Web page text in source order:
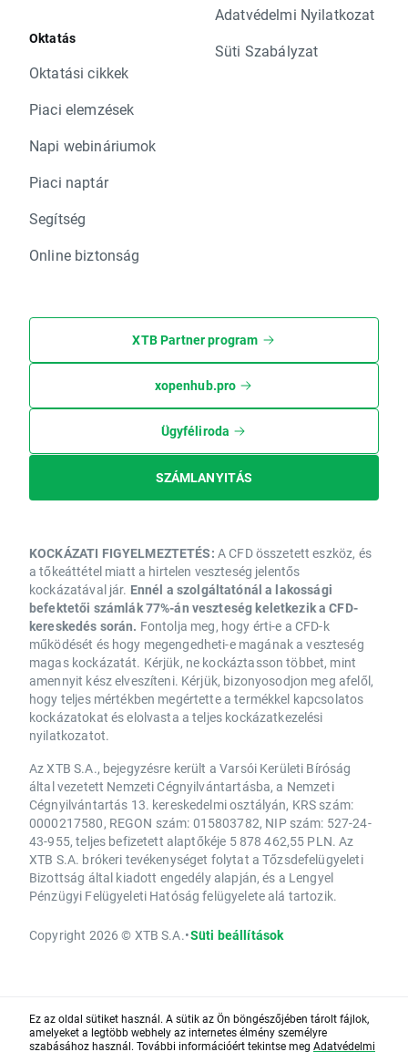
Oktatás
Oktatási cikkek
Piaci elemzések
Napi webináriumok
Piaci naptár
Segítség
Online biztonság
Adatvédelmi Nyilatkozat
Süti Szabályzat
XTB Partner program
xopenhub.pro
Ügyféliroda
SZÁMLANYITÁS
KOCKÁZATI FIGYELMEZTETÉS: A CFD összetett eszköz, és
a tőkeáttétel miatt a hirtelen veszteség jelentős
kockázatával jár. Ennél a szolgáltatónál a lakossági
befektetői számlák 77%-án veszteség keletkezik a CFD-
kereskedés során. Fontolja meg, hogy érti-e a CFD-k
működését és hogy megengedheti-e magának a veszteség
magas kockázatát. Kérjük, ne kockáztasson többet, mint
amennyit kész elveszíteni. Kérjük, bizonyosodjon meg afelől,
hogy teljes mértékben megértette a termékkel kapcsolatos
kockázatokat és elolvasta a teljes kockázatkezelési
nyilatkozatot.
Az XTB S.A., bejegyzésre került a Varsói Kerületi Bíróság
által vezetett Nemzeti Cégnyilvántartásba, a Nemzeti
Cégnyilvántartás 13. kereskedelmi osztályán, KRS szám:
0000217580, REGON szám: 015803782, NIP szám: 527-24-
43-955, teljes befizetett alaptőkéje 5 878 462,55 PLN. Az
XTB S.A. brókeri tevékenységet folytat a Tőzsdefelügyeleti
Bizottság által kiadott engedély alapján, és a Lengyel
Pénzügyi Felügyeleti Hatóság felügyelete alá tartozik.
Copyright 2026 © XTB S.A.•Süti beállítások
Ez az oldal sütiket használ. A sütik az Ön böngészőjében tárolt fájlok,
amelyeket a legtöbb webhely az internetes élmény személyre
szabásához használ. További információért tekintse meg Adatvédelmi